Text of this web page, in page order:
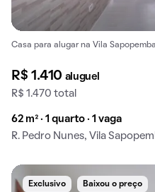
Casa para alugar na Vila
R$ 1.410 aluguel
R$ 1.470 total
62 m² · 1 quarto · 1 vaga
R. Pedro Nunes, Vila
Exclusivo Baixou o preço